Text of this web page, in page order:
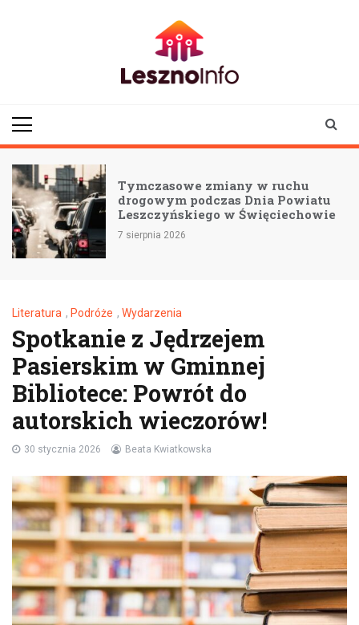
Tymczasowe zmiany w ruchu
drogowym podczas Dnia Powiatu
Leszczyńskiego w Święciechowie
7 sierpnia 2026
Literatura , Podróże , Wydarzenia
Spotkanie z Jędrzejem
Pasierskim w Gminnej
Bibliotece: Powrót do
autorskich wieczorów!
30 stycznia 2026 Beata Kwiatkowska